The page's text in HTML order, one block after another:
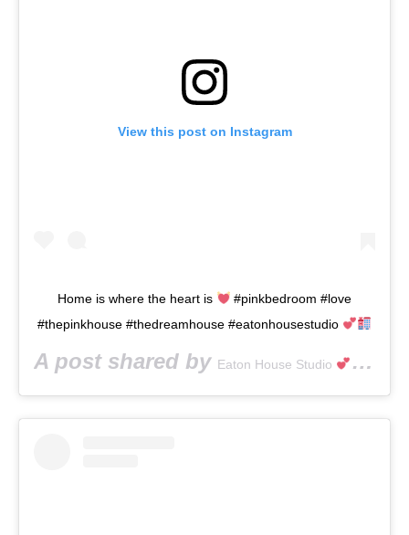
View this post on Instagram
Home is where the heart is
#pinkbedroom #love
#thepinkhouse #thedreamhouse #eatonhousestudio
A post shared by Eaton House Studio